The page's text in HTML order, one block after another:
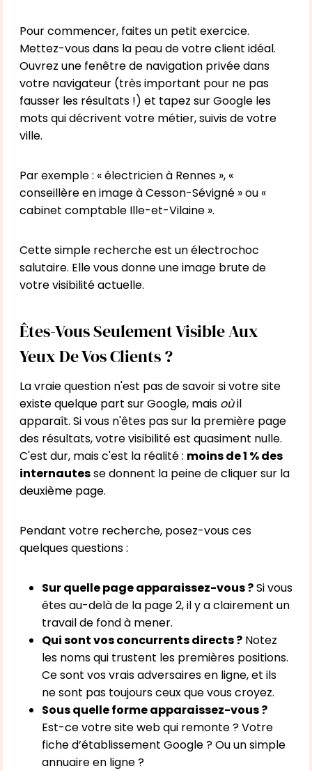
Pour commencer, faites un petit exercice.
Mettez-vous dans la peau de votre client idéal.
Ouvrez une fenêtre de navigation privée dans
votre navigateur (très important pour ne pas
fausser les résultats !) et tapez sur Google les
mots qui décrivent votre métier, suivis de votre
ville.
Par exemple : « électricien à Rennes », «
conseillère en image à Cesson-Sévigné » ou «
cabinet comptable Ille-et-Vilaine ».
Cette simple recherche est un électrochoc
salutaire. Elle vous donne une image brute de
votre visibilité actuelle.
Êtes-Vous Seulement Visible Aux
Yeux De Vos Clients ?
La vraie question n'est pas de savoir si votre site
existe quelque part sur Google, mais oùil
apparaît. Si vous n'êtes pas sur la première page
des résultats, votre visibilité est quasiment nulle.
C'est dur, mais c'est la réalité : moins de 1 % des
internautesse donnent la peine de cliquer sur la
deuxième page.
Pendant votre recherche, posez-vous ces
quelques questions :
Sur quelle page apparaissez-vous ?Si vous
êtes au-delà de la page 2, il y a clairement un
travail de fond à mener.
Qui sont vos concurrents directs ? Notez
les noms qui trustent les premières positions.
Ce sont vos vrais adversaires en ligne, et ils
ne sont pas toujours ceux que vous croyez.
Sous quelle forme apparaissez-vous ?
Est-ce votre site web qui remonte ? Votre
fiche d’établissement Google ? Ou un simple
annuaire en ligne ?